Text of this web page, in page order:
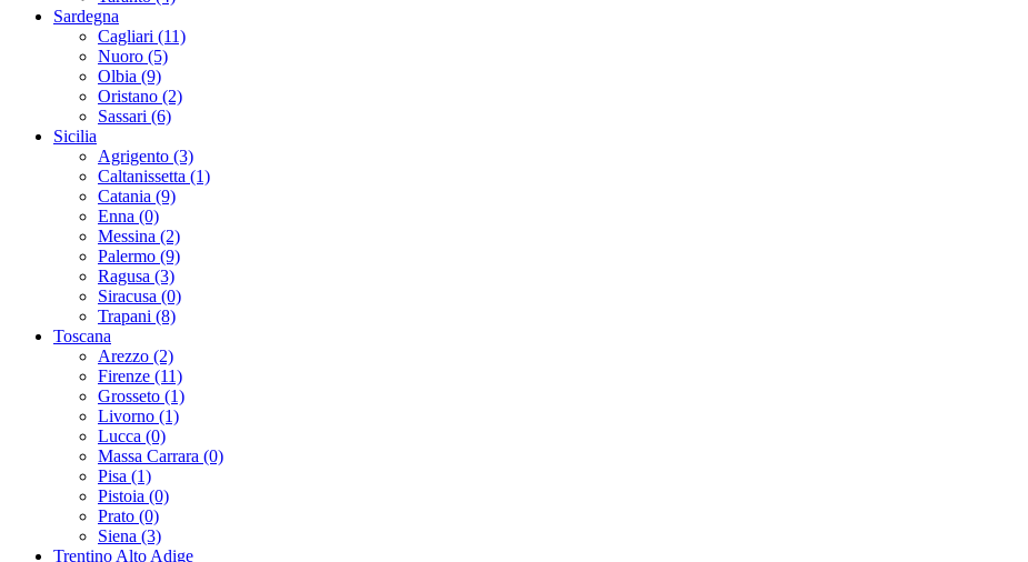
Sardegna
Cagliari (11)
Nuoro (5)
Olbia (9)
Oristano (2)
Sassari (6)
Sicilia
Agrigento (3)
Caltanissetta (1)
Catania (9)
Enna (0)
Messina (2)
Palermo (9)
Ragusa (3)
Siracusa (0)
Trapani (8)
Toscana
Arezzo (2)
Firenze (11)
Grosseto (1)
Livorno (1)
Lucca (0)
Massa Carrara (0)
Pisa (1)
Pistoia (0)
Prato (0)
Siena (3)
Trentino Alto Adige